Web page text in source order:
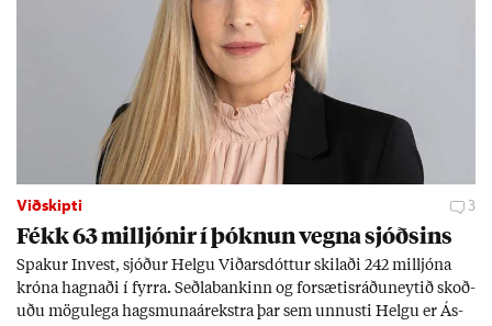
Viðskipti 3
Fékk 63 millj­ón­ir í þókn­un vegna sjóðs­ins
Spak­ur In­vest, sjóð­ur Helgu Við­ars­dótt­ur skil­aði 242 millj­óna
króna hagn­aði í fyrra. Seðla­bank­inn og for­sæt­is­ráðu­neyt­ið skoð­
uðu mögu­lega hags­muna­árekstra þar sem unnusti Helgu er Ás­